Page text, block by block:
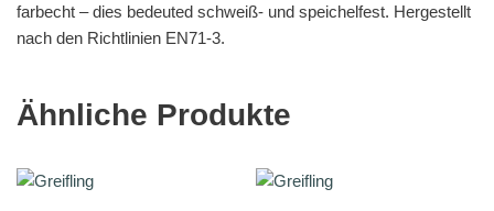
farbecht – dies bedeuted schweiß- und speichelfest. Hergestellt
nach den Richtlinien EN71-3.
Ähnliche Produkte